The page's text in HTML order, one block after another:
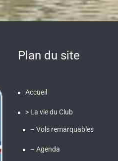
Plan du site
Accueil
> La vie du Club
– Vols remarquables
– Agenda